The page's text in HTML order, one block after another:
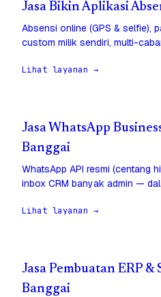
Jasa Bikin Aplikasi
Absensi online (GPS & selfie),
custom milik sendiri, multi-
Lihat layanan →
Jasa WhatsApp
Banggai
WhatsApp API resmi (centang
inbox CRM banyak admin —
Lihat layanan →
Jasa Pembuatan ERP &
Banggai